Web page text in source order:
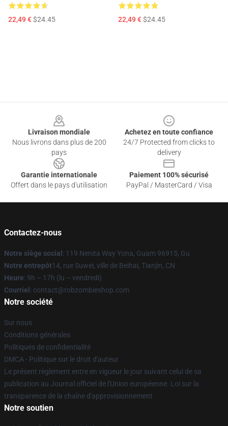
22,49 €$24.45 22,49 €$24.45
Livraison mondiale
Nous livrons dans plus de 200
pays
Achetez en toute confiance
24/7 Protected from clicks to
delivery
Garantie internationale
Offert dans le pays d'utilisation
Paiement 100% sécurisé
PayPal / MasterCard / Visa
Contactez-nous
Notre siège social : 119 Nenita Way Yona, Guam 96915, Gu
Notre entrepôt14, rue Suwei, ville de Beihai, Tianjin, CN
Heure: 9h – 17h (lu – vendredi)
Courriel : contact@robzombieshop.com
Notre société
Sur nous
Conditions générales
Politiques de confidentialité
DMCA - Politique sur le droit d'auteur
Le présent règlement entre en vigueur le jour suivant celui de sa
publication au Journal officiel de l'Union européenne. Loi sur la
transparence de la chaîne d'approvisionnement
Notre soutien